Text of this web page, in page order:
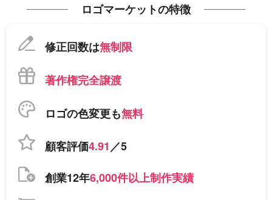
ロゴマーケットの特徴
修正回数は無制限
著作権完全譲渡
ロゴの色変更も無料
顧客評価4.91／5
創業12年6,000件以上制作実績